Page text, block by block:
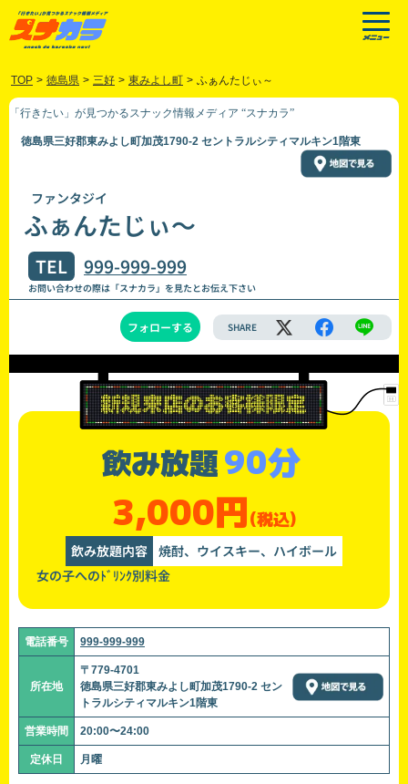
TOP > 徳島県 > 三好 > 東みよし町 > ふぁんたじぃ～
「行きたい」が見つかるスナック情報メディア “スナカラ”
徳島県三好郡東みよし町加茂1790-2 セントラルシティマルキン1階東
ファンタジイ
ふぁんたじぃ～
TEL 999-999-999
お問い合わせの際は「スナカラ」を見たとお伝え下さい
フォローする SHARE
飲み放題90分
3,000円(税込)
飲み放題内容 焼酎、ウイスキー、ハイボール
女の子へのﾄﾞﾘﾝｸ別料金
電話番号 999-999-999
所在地
〒779-4701
徳島県三好郡東みよし町加茂1790-2 セン
トラルシティマルキン1階東
営業時間 20:00〜24:00
定休日 月曜